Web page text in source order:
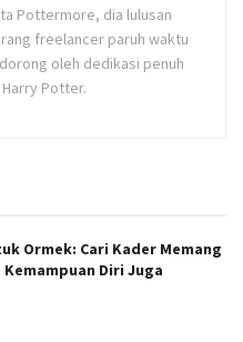
Pottermore, dia lulusan
freelancer paruh waktu
oleh dedikasi penuh
Potter.
Ormek: Cari Kader Memang
Diri Juga